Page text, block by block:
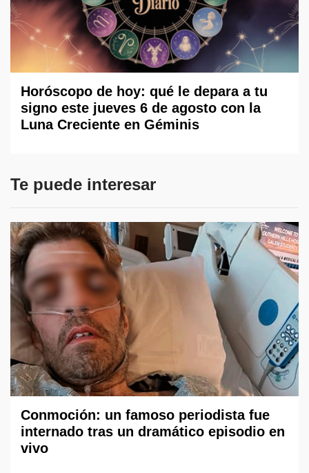
Horóscopo de hoy: qué le depara a tu
signo este jueves 6 de agosto con la
Luna Creciente en Géminis
Te puede interesar
Conmoción: un famoso periodista fue
internado tras un dramático episodio en
vivo